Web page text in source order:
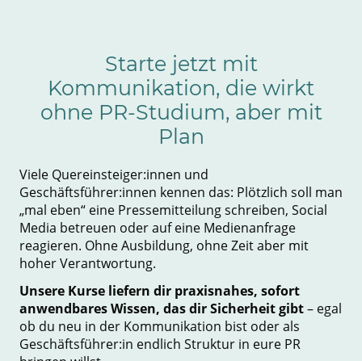
Starte jetzt mit
Kommunikation, die wirkt
ohne PR-Studium, aber mit
Plan
Viele Quereinsteiger:innen und
Geschäftsführer:innen kennen das: Plötzlich soll man
„mal eben“ eine Pressemitteilung schreiben, Social
Media betreuen oder auf eine Medienanfrage
reagieren. Ohne Ausbildung, ohne Zeit aber mit
hoher Verantwortung.
Unsere Kurse liefern dir praxisnahes, sofort
anwendbares Wissen, das dir Sicherheit gibt– egal
ob du neu in der Kommunikation bist oder als
Geschäftsführer:in endlich Struktur in eure PR